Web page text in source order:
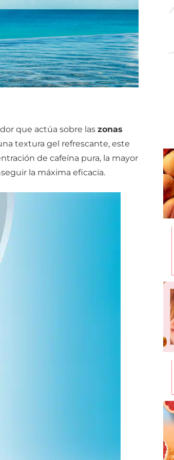
que actúa sobre las zonas
textura gel refrescante, este
de cafeína pura, la mayor
la máxima eficacia.